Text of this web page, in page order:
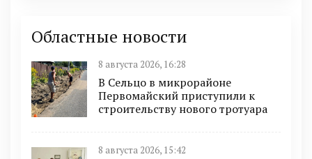
Областные новости
8 августа 2026, 16:28
В Сельцо в микрорайоне
Первомайский приступили к
строительству нового тротуара
8 августа 2026, 15:42